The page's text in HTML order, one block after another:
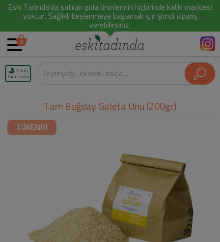
Eski Tadında'da satılan gıda ürünlerinin hiçbirinde katkı maddesi
yoktur. Sağlıklı beslenmeye başlamak için şimdi sipariş
verebilirsiniz.
0
Planlı
İndirimler
Tam Buğday Galeta Unu (200gr)
TÜKENDİ